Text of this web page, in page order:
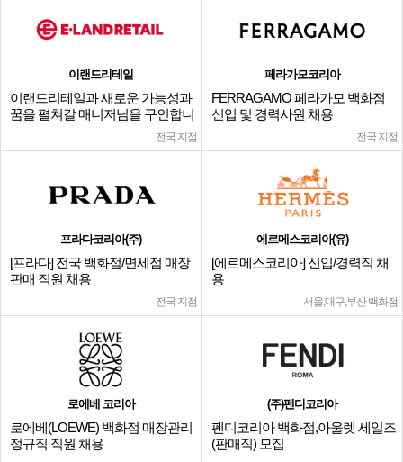
이랜드리테일
이랜드리테일과 새로운 가능성과
꿈을 펼쳐갈 매니저님을 구인합니
전국 지점
페라가모코리아
FERRAGAMO 페라가모 백화점
신입 및 경력사원 채용
전국 지점
프라다코리아(주)
[프라다] 전국 백화점/면세점 매장
판매 직원 채용
전국 지점
에르메스코리아(유)
[에르메스코리아] 신입/경력직 채
용
서울,대구,부산 백화점
로에베 코리아
로에베(LOEWE) 백화점 매장관리
정규직 직원 채용
(주)펜디코리아
펜디코리아 백화점,아울렛 세일즈
(판매직) 모집